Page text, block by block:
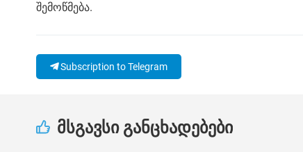
შემოწმება.
Subscription to Telegram
მსგავსი განცხადებები